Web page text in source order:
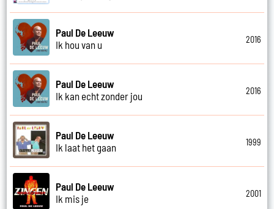
Paul De Leeuw
Ik hou van u
2016
Paul De Leeuw
Ik kan echt zonder jou
2016
Paul De Leeuw
Ik laat het gaan
1999
Paul De Leeuw
Ik mis je
2001